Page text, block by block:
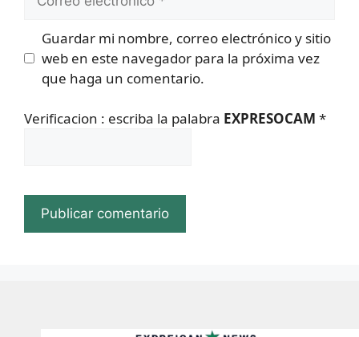
electrónico
Guardar mi nombre, correo electrónico y sitio
web en este navegador para la próxima vez
que haga un comentario.
Verificacion : escriba la palabra EXPRESOCAM *